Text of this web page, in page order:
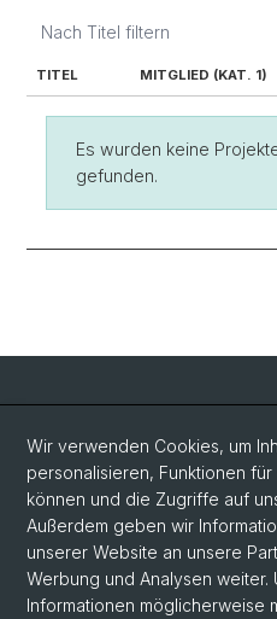
TITEL MITGLIED (KAT. 1)
Es wurden keine
gefunden.
Social Media
LinkedIn
Bluesky
Wir verwenden Cookies, um
personalisieren, Funktionen
können und die Zugriffe auf
Außerdem geben wir
unserer Website an unsere
Werbung und Analysen
Informationen möglicherweise